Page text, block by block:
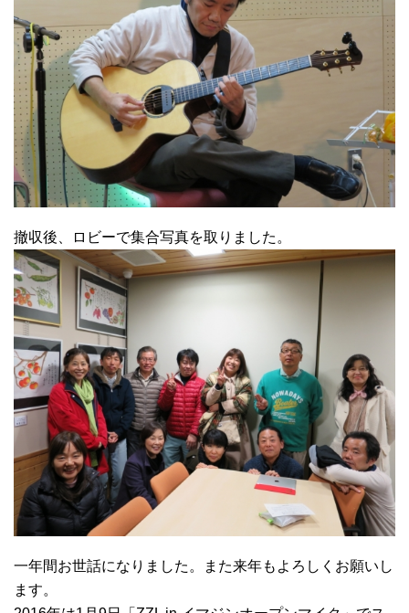
撤収後、ロビーで集合写真を取りました。
一年間お世話になりました。また来年もよろしくお願いし
ます。